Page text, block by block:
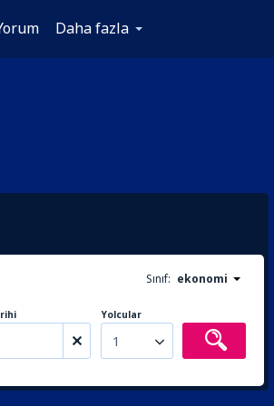
Daha fazla
Sınıf: ekonomi
Yolcular
1